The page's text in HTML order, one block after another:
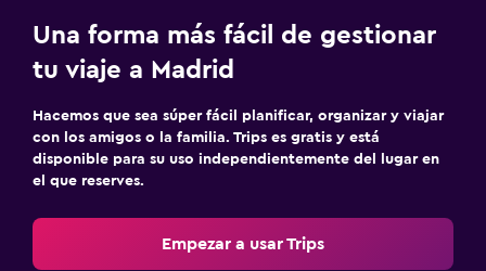
Una forma más fácil de gestionar
tu viaje a Madrid
Hacemos que sea súper fácil planificar, organizar y viajar
con los amigos o la familia. Trips es gratis y está
disponible para su uso independientemente del lugar en
el que reserves.
Empezar a usar Trips